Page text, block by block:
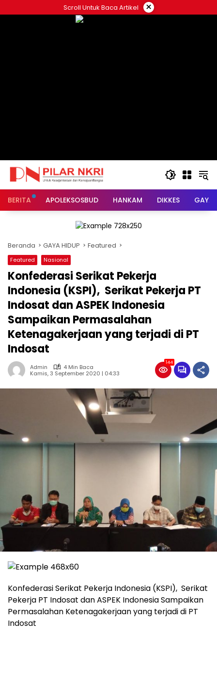
ke
Scroll Untuk Baca Artikel ×
BERITA APOLEKSOSBUD HANKAM DIKKES GAYA
Beranda GAYA HIDUP Featured
Featured Nasional
Konfederasi Serikat Pekerja
Indonesia (KSPI), Serikat Pekerja PT
Indosat dan ASPEK Indonesia
Sampaikan Permasalahan
Ketenagakerjaan yang terjadi di PT
Indosat
Admin
4 Min Baca
Kamis, 3 September 2020 | 04:33
144
Konfederasi Serikat Pekerja Indonesia (KSPI), Serikat
Pekerja PT Indosat dan ASPEK Indonesia Sampaikan
Permasalahan Ketenagakerjaan yang terjadi di PT
Indosat